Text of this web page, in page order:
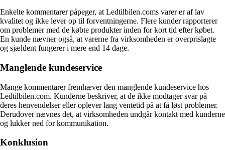
Enkelte kommentarer påpeger, at Ledtilbilen.coms varer er af lav
kvalitet og ikke lever op til forventningerne. Flere kunder rapporterer
om problemer med de købte produkter inden for kort tid efter købet.
En kunde nævner også, at varerne fra virksomheden er overprislagte
og sjældent fungerer i mere end 14 dage.
Manglende kundeservice
Mange kommentarer fremhæver den manglende kundeservice hos
Ledtilbilen.com. Kunderne beskriver, at de ikke modtager svar på
deres henvendelser eller oplever lang ventetid på at få løst problemer.
Derudover nævnes det, at virksomheden undgår kontakt med kunderne
og lukker ned for kommunikation.
Konklusion